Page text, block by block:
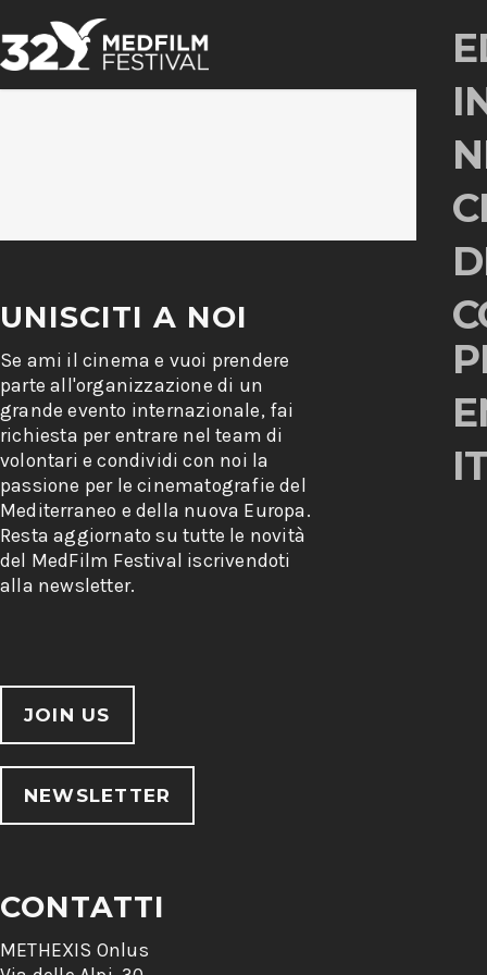
UNISCITI A NOI
Se ami il cinema e vuoi prendere
parte all'organizzazione di un
grande evento internazionale, fai
richiesta per entrare nel team di
volontari e condividi con noi la
passione per le cinematografie del
Mediterraneo e della nuova Europa.
Resta aggiornato su tutte le novità
del MedFilm Festival iscrivendoti
alla newsletter.
JOIN US
NEWSLETTER
CONTATTI
METHEXIS Onlus